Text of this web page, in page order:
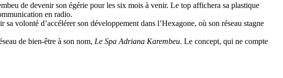
de devenir son égérie pour les six mois à venir. Le top affichera sa plastique
en radio.
volonté d’accélérer son développement dans l’Hexagone, où son réseau stagne
de bien-être à son nom, Le Spa Adriana Karembeu. Le concept, qui ne compte